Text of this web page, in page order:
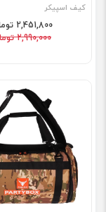
کیف اسپیکر
2,451,800 تومان
2,990,000 تومان
JBL Go 4